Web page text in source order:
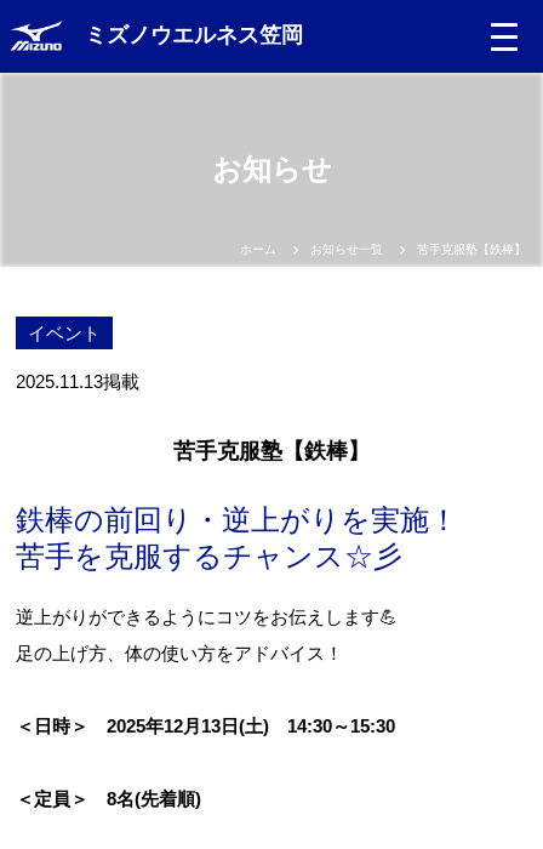
ミズノウエルネス笠岡
お知らせ
ホーム お知らせ一覧 苦手克服塾【鉄棒】
イベント
2025.11.13掲載
苦手克服塾【鉄棒】
鉄棒の前回り・逆上がりを実施！
苦手を克服するチャンス☆彡
逆上がりができるようにコツをお伝えします💪
足の上げ方、体の使い方をアドバイス！
＜日時＞ 2025年12月13日(土) 14:30～15:30
＜定員＞ 8名(先着順)